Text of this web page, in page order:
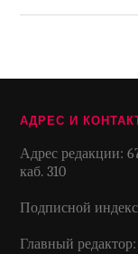
АДРЕС И
Адрес редакции:
каб. 310
Подписной
Главный